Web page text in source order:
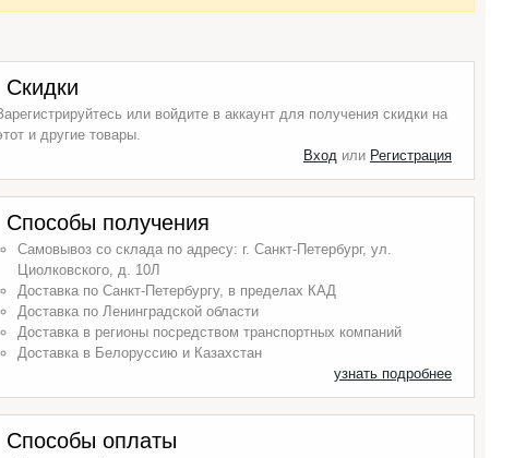
Скидки
или войдите в аккаунт для получения скидки на
и другие товары.
Вход или Регистрация
Способы получения
Самовывоз со склада по адресу: г. Санкт-Петербург, ул.
Циолковского, д. 10Л
Доставка по Санкт-Петербургу, в пределах КАД
Доставка по Ленинградской области
Доставка в регионы посредством транспортных компаний
Доставка в Белоруссию и Казахстан
узнать подробнее
Способы оплаты